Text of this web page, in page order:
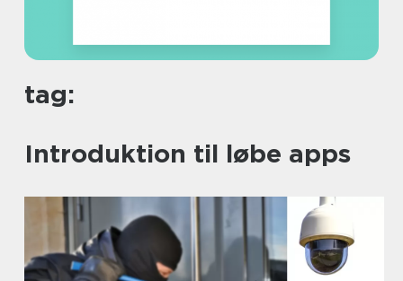
tag:
Introduktion til løbe apps